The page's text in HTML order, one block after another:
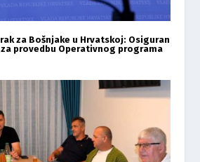
za Bošnjake u Hrvatskoj: Osiguran
provedbu Operativnog programa